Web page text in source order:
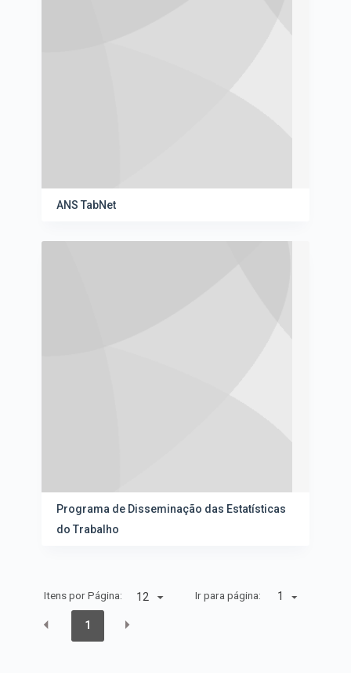
ANS TabNet
Programa de Disseminação das Estatísticas
do Trabalho
Itens por Página: Ir para página: 1
1